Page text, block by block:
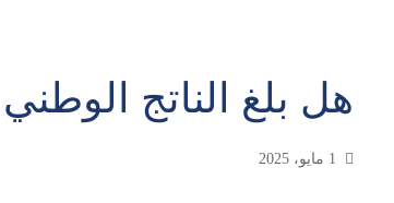
هل بلغ الناتج الوطني 135 مليار دولار، في عام 2020 ؟
1 مايو، 2025